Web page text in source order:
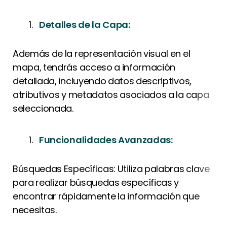
Detalles de la Capa:
Además de la representación visual en el
mapa, tendrás acceso a información
detallada, incluyendo datos descriptivos,
atributivos y metadatos asociados a la capa
seleccionada.
Funcionalidades Avanzadas:
Búsquedas Específicas: Utiliza palabras clave
para realizar búsquedas específicas y
encontrar rápidamente la información que
necesitas.